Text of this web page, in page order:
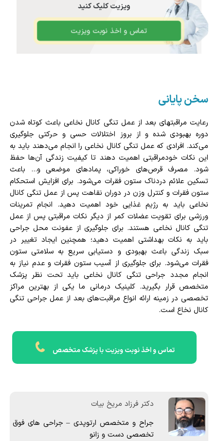
ویزیت کلیک کنید
تماس و اخذ نوبت ویزیت
سخن پایانی
رعایت مراقبتهای بعد از عمل تنگی کانال نخاعی باعث کوتاه شدن
دوره بهبودی شده و از بروز اختلالات حسی و حرکتی جلوگیری
می‌کند. افرادی که عمل تنگی کانال نخاعی را انجام می‌دهند باید به
این نکات خودمراقبتی اهمیت دهند تا کیفیت زندگی آن‌ها حفظ
شود. مصرف قرص‌های خوراکی، پمادهای موضعی و... باعث
تسکین علائم دردناک ستون فقرات می‌شود. برای افزایش استحکام
ستون فقرات و کنترل وزن در دوران نقاهت پس از عمل تنگی کانال
نخاعی باید به رژیم غذایی خود اهمیت دهید. انجام تمرینات
ورزشی برای تقویت عضلات کمر از دیگر نکات مراقبتی پس از عمل
تنگی کانال نخاعی هستند. برای جلوگیری از عفونت محل جراحی‌
باید به نکات بهداشتی اهمیت دهید؛ همچنین ایجاد تغییر در
سبک زندگی باعث بهبودی و دستیابی سریع به سلامتی ستون
فقرات می‌شود. برای جلوگیری از آسیب‌ ستون فقرات و عدم نیاز به
انجام مجدد جراحی تنگی کانال نخاعی باید تحت نظر پزشک
متخصص قرار بگیرید. کلینیک درمانی ما یکی از بهترین مراکز
تخصصی در زمینه ارائه انواع مراقبت‌های بعد از عمل جراحی تنگی
کانال نخاع است.
تماس و اخذ نوبت ویزیت با پزشک متخصص
دکتر فرزاد مریخ بیات
جراح و متخصص ارتوپدی – جراحی های فوق
تخصصی دست و زانو